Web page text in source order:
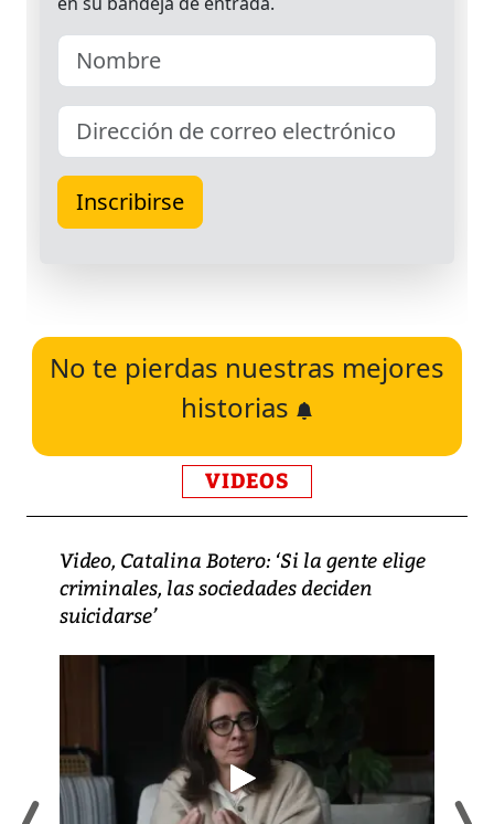
No te pierdas nuestras mejores
historias
VIDEOS
Video, Catalina Botero: ‘Si la gente elige
criminales, las sociedades deciden
suicidarse’